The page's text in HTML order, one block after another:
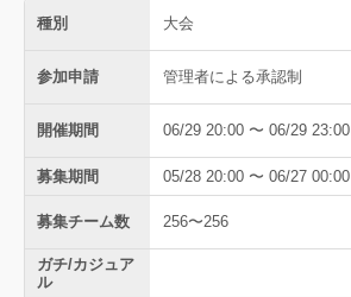
種別 大会
参加申請 管理者による承認制
開催期間 06/29 20:00 〜 06/29 23:00
募集期間 05/28 20:00 〜 06/27 00:00
募集チーム数 256〜256
ガチ/カジュア
ル